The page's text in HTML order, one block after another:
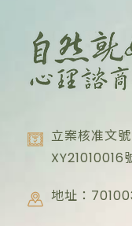
立案核准文
XY21010016
地址：